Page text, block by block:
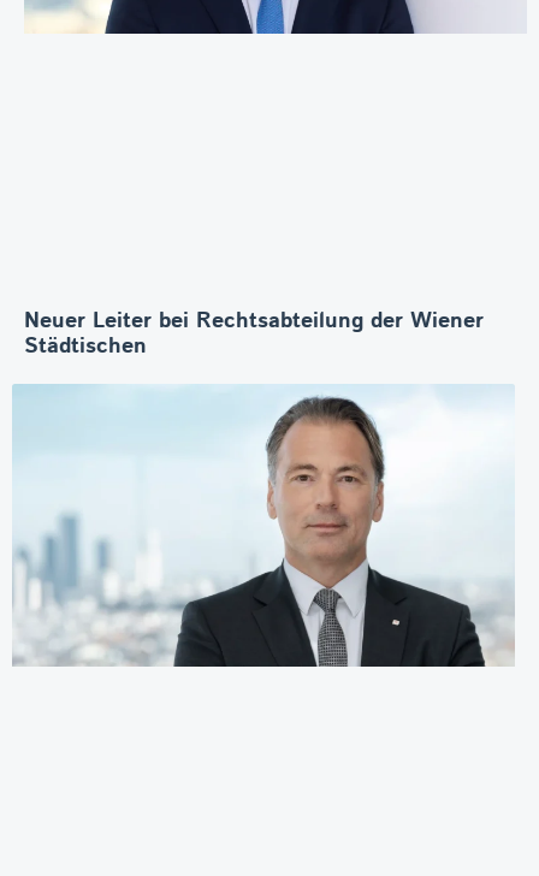
Neuer Leiter bei Rechtsabteilung der Wiener
Städtischen